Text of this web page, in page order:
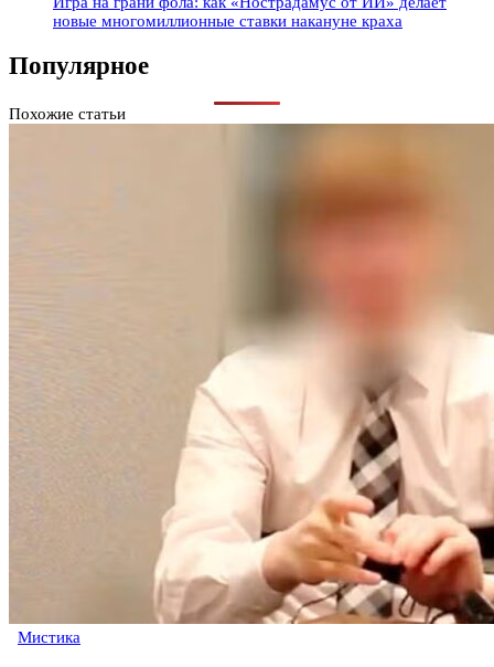
новые многомиллионные ставки накануне краха
Популярное
Похожие статьи
Мистика